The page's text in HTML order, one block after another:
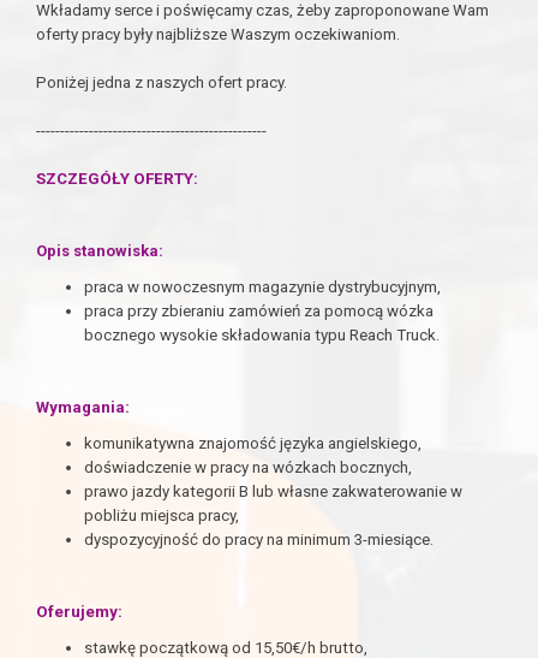
Wkładamy serce i poświęcamy czas, żeby zaproponowane Wam
oferty pracy były najbliższe Waszym oczekiwaniom.
Poniżej jedna z naszych ofert pracy.
------------------------------------------------
SZCZEGÓŁY OFERTY:
Opis stanowiska:
praca w nowoczesnym magazynie dystrybucyjnym,
praca przy zbieraniu zamówień za pomocą wózka
bocznego wysokie składowania typu Reach Truck.
Wymagania:
komunikatywna znajomość języka angielskiego,
doświadczenie w pracy na wózkach bocznych,
prawo jazdy kategorii B lub własne zakwaterowanie w
pobliżu miejsca pracy,
dyspozycyjność do pracy na minimum 3-miesiące.
Oferujemy:
stawkę początkową od 15,50€/h brutto,